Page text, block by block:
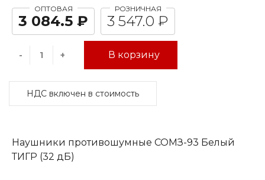
ОПТОВАЯ
3 084.5 ₽
РОЗНИЧНАЯ
3 547.0 ₽
- + В корзину
НДС включен в стоимость
Наушники противошумные СОМЗ-93 Белый
ТИГР (32 дБ)